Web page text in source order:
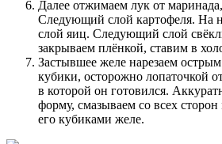
Далее отжимаем лук от
Следующий слой картофеля. На
слой яиц. Следующий слой
закрываем плёнкой, ставим в
Застывшее желе нарезаем
кубики, осторожно лопаточкой
в которой он готовился.
форму, смазываем со всех
его кубиками желе.